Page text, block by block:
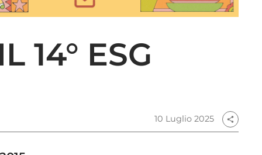
14° ESG
10 Luglio 2025 share